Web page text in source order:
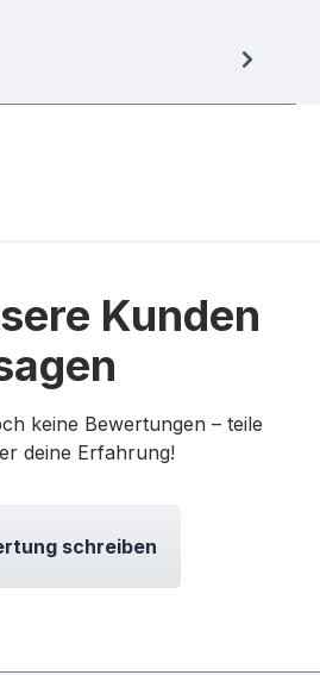
Kunden
keine Bewertungen – teile
deine Erfahrung!
schreiben